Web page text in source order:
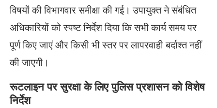
विषयों की विभागवार समीक्षा की गई। उपायुक्त ने संबंधित
अधिकारियों को स्पष्ट निर्देश दिया कि सभी कार्य समय पर
पूर्ण किए जाएं और किसी भी स्तर पर लापरवाही बर्दाश्त नहीं
की जाएगी।
रूटलाइन पर सुरक्षा के लिए पुलिस प्रशासन को विशेष
निर्देश